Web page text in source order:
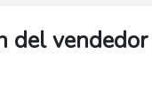
del vendedor